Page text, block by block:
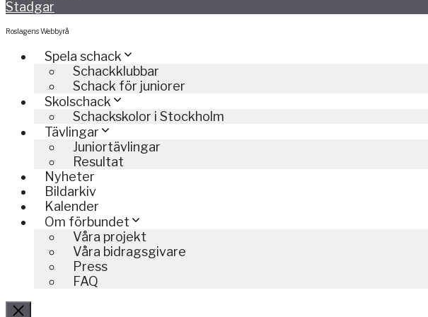
Stadgar
Roslagens Webbyrå
Spela schack
Schackklubbar
Schack för juniorer
Skolschack
Schackskolor i Stockholm
Tävlingar
Juniortävlingar
Resultat
Nyheter
Bildarkiv
Kalender
Om förbundet
Våra projekt
Våra bidragsgivare
Press
FAQ